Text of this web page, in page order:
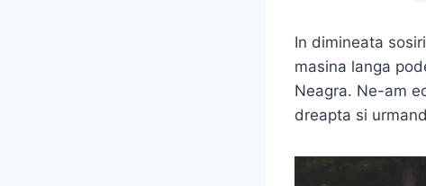
In dimineata
masina langa
Neagra. Ne-am
dreapta si